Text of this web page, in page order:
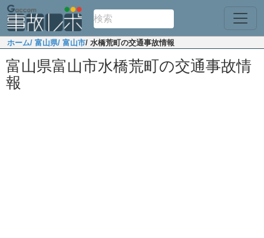
ホーム/ 富山県/ 富山市/ 水橋荒町の交通事故情報
富山県富山市水橋荒町の交通事故情
報